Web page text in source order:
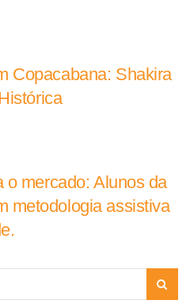
Copacabana: Shakira
o mercado: Alunos da
metodologia assistiva